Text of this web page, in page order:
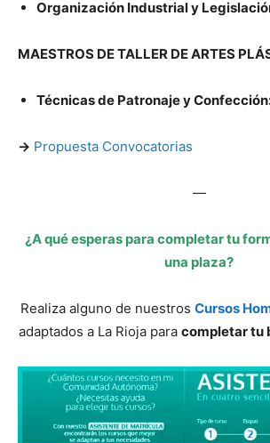
Organización Industrial y
MAESTROS DE TALLER DE ARTES
Técnicas de Patronaje y
-> Propuesta Convocatorias
—
¿A qué esperas para completar tu
una plaza?
Realiza alguno de nuestros Cursos
adaptados a La Rioja para completar tu